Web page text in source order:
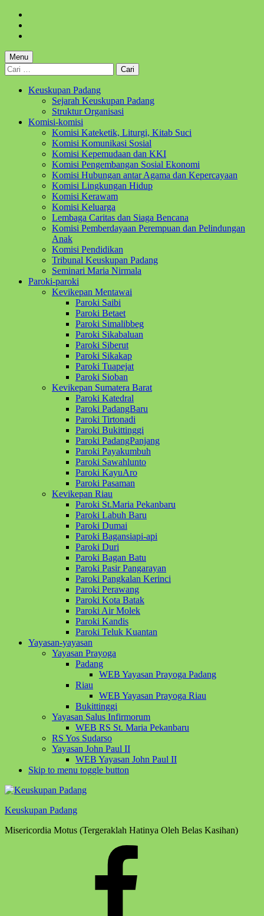
content
footer
Menu
Cari
untuk:
Keuskupan Padang
Sejarah Keuskupan Padang
Struktur Organisasi
Komisi-komisi
Komisi Kateketik, Liturgi, Kitab Suci
Komisi Komunikasi Sosial
Komisi Kepemudaan dan KKI
Komisi Pengembangan Sosial Ekonomi
Komisi Hubungan antar Agama dan Kepercayaan
Komisi Lingkungan Hidup
Komisi Kerawam
Komisi Keluarga
Lembaga Caritas dan Siaga Bencana
Komisi Pemberdayaan Perempuan dan Pelindungan
Anak
Komisi Pendidikan
Tribunal Keuskupan Padang
Seminari Maria Nirmala
Paroki-paroki
Kevikepan Mentawai
Paroki Saibi
Paroki Betaet
Paroki Simalibbeg
Paroki Sikabaluan
Paroki Siberut
Paroki Sikakap
Paroki Tuapejat
Paroki Sioban
Kevikepan Sumatera Barat
Paroki Katedral
Paroki PadangBaru
Paroki Tirtonadi
Paroki Bukittinggi
Paroki PadangPanjang
Paroki Payakumbuh
Paroki Sawahlunto
Paroki KayuAro
Paroki Pasaman
Kevikepan Riau
Paroki St.Maria Pekanbaru
Paroki Labuh Baru
Paroki Dumai
Paroki Bagansiapi-api
Paroki Duri
Paroki Bagan Batu
Paroki Pasir Pangarayan
Paroki Pangkalan Kerinci
Paroki Perawang
Paroki Kota Batak
Paroki Air Molek
Paroki Kandis
Paroki Teluk Kuantan
Yayasan-yayasan
Yayasan Prayoga
Padang
WEB Yayasan Prayoga Padang
Riau
WEB Yayasan Prayoga Riau
Bukittinggi
Yayasan Salus Infirmorum
WEB RS St. Maria Pekanbaru
RS Yos Sudarso
Yayasan John Paul II
WEB Yayasan John Paul II
Skip to menu toggle button
Keuskupan Padang
Misericordia Motus (Tergeraklah Hatinya Oleh Belas Kasihan)